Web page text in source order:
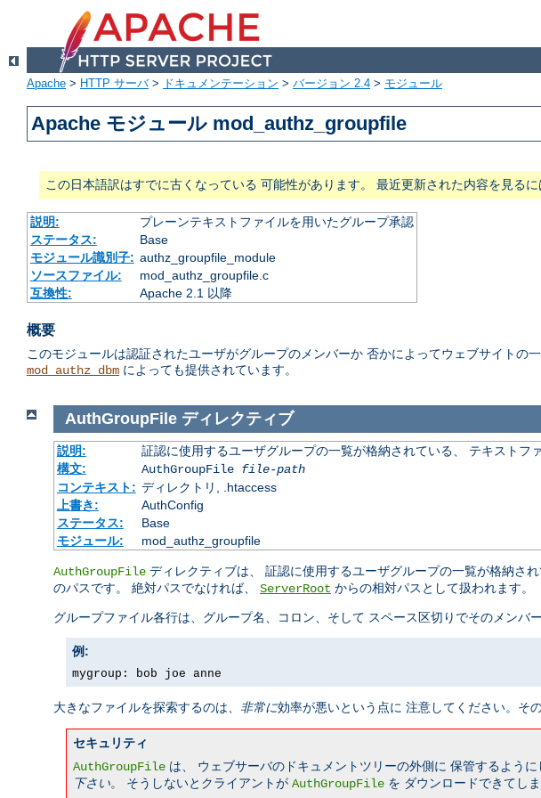
Apache > HTTP サーバ> ドキュメンテーション > バージョン 2.4 > モジュール
Apache モジュール mod_authz_groupfile
この日本語訳はすでに古くなっている 可能性があります。 最近更新された内容を見るに
説明:
プレーンテキストファイルを用いたグループ承認
ステータス:
Base
モジュール識別子: authz_groupfile_module
ソースファイル:
mod_authz_groupfile.c
互換性:
Apache 2.1 以降
概要
このモジュールは認証されたユーザがグループのメンバーか 否かによってウェブサイト
mod_authz_dbm によっても提供されています。
AuthGroupFile ディレクティブ
説明:
証認に使用するユーザグループの一覧が格納されている、 テキストフ
構文:
AuthGroupFile file-path
コンテキスト: ディレクトリ, .htaccess
上書き:
AuthConfig
ステータス:
Base
モジュール:
mod_authz_groupfile
AuthGroupFile ディレクティブは、 証認に使用するユーザグループの一覧が格納さ
のパスです。 絶対パスでなければ、 ServerRoot からの相対パスとして扱われます。
グループファイル各行は、グループ名、コロン、そして スペース区切りでそのメンバ
例:
mygroup: bob joe anne
大きなファイルを探索するのは、 非常に効率が悪いという点に 注意してください。そ
セキュリティ
AuthGroupFile は、 ウェブサーバのドキュメントツリーの外側に 保管するよう
下さい。 そうしないとクライアントが AuthGroupFile を ダウンロードできてし